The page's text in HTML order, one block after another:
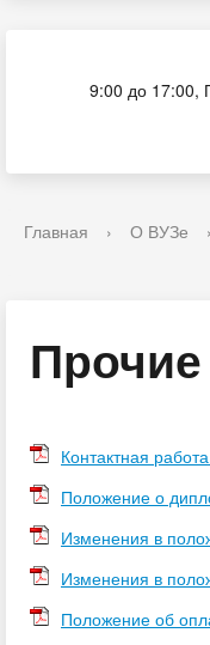
9:00 до 17:00,
Главная › О ВУЗе ›
Контактная
Положение о
Изменения в
Изменения в
Положение об